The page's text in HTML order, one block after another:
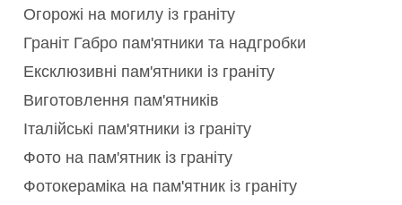
Огорожі на могилу із граніту
Граніт Габро пам'ятники та надгробки
Ексклюзивні пам'ятники із граніту
Виготовлення пам'ятників
Італійські пам'ятники із граніту
Фото на пам'ятник із граніту
Фотокераміка на пам'ятник із граніту